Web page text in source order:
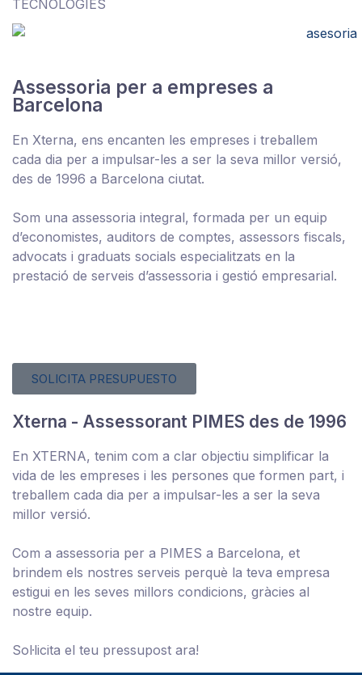
TECNOLOGIES
Assessoria per a empreses a
Barcelona
En Xterna, ens encanten les empreses i treballem
cada dia per a impulsar-les a ser la seva millor versió,
des de 1996 a Barcelona ciutat.
Som una assessoria integral, formada per un equip
d’economistes, auditors de comptes, assessors fiscals,
advocats i graduats socials especialitzats en la
prestació de serveis d’assessoria i gestió empresarial.
SOLICITA PRESUPUESTO
Xterna - Assessorant PIMES des de 1996
En XTERNA, tenim com a clar objectiu simplificar la
vida de les empreses i les persones que formen part, i
treballem cada dia per a impulsar-les a ser la seva
millor versió.
Com a assessoria per a PIMES a Barcelona, et
brindem els nostres serveis perquè la teva empresa
estigui en les seves millors condicions, gràcies al
nostre equip.
Sol·licita el teu pressupost ara!